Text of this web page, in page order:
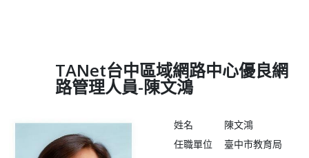
TANet台中區域網路中心優良網
路管理人員-陳文鴻
姓名
陳文鴻
任職單位
臺中市教育局